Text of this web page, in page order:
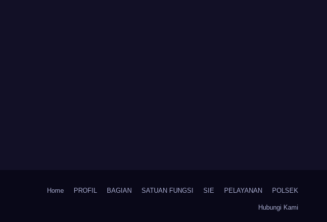
Home PROFIL BAGIAN SATUAN FUNGSI SIE PELAYANAN POLSEK
Hubungi Kami